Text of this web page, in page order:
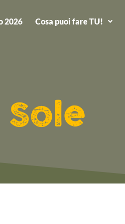
2026 Cosa puoi fare TU!